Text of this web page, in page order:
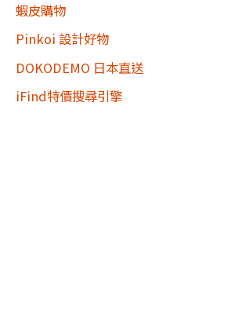
蝦皮購物
Pinkoi 設計好物
DOKODEMO 日本直送
iFind特價搜尋引擎